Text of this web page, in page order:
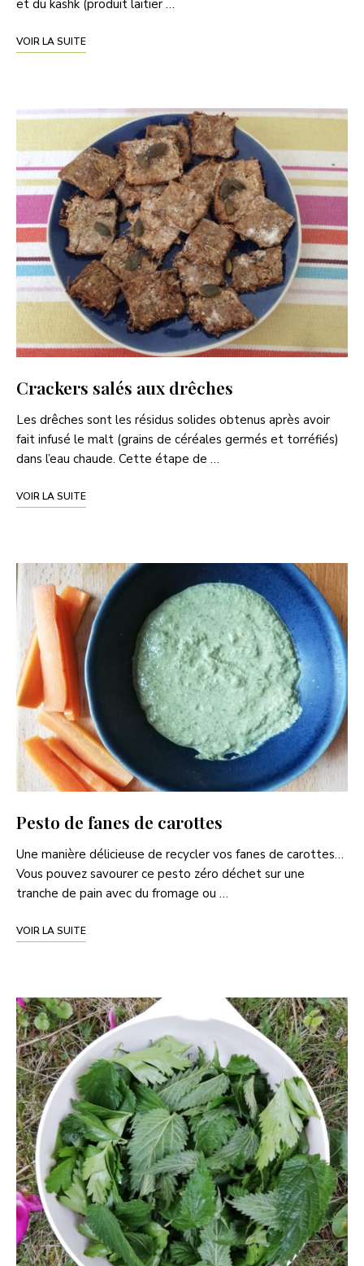
et du kashk (produit laitier …
VOIR LA SUITE
Crackers salés aux drêches
Les drêches sont les résidus solides obtenus après avoir
fait infusé le malt (grains de céréales germés et torréfiés)
dans l’eau chaude. Cette étape de …
VOIR LA SUITE
Pesto de fanes de carottes
Une manière délicieuse de recycler vos fanes de carottes…
Vous pouvez savourer ce pesto zéro déchet sur une
tranche de pain avec du fromage ou …
VOIR LA SUITE